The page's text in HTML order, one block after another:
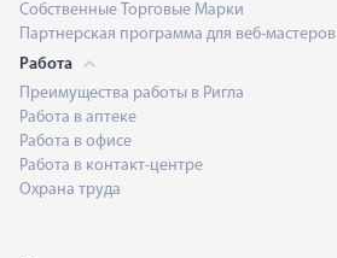
Собственные Торговые Марки
Партнерская программа для веб-мастеров
Работа
Преимущества работы в Ригла
Работа в аптеке
Работа в офисе
Работа в контакт-центре
Охрана труда